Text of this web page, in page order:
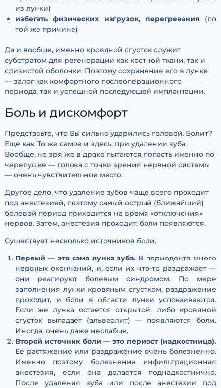
из лунки)
избегать физических нагрузок, перегревания (по
той же причине)
Да и вообще, именно кровяной сгусток служит
субстратом для регенерации как костной ткани, так и
слизистой оболочки. Поэтому сохранение его в лунке
— залог как комфортного послеоперационного
периода, так и успешной последующей имплантации.
Боль и дискомфорт
Представьте, что Вы сильно ударились головой. Болит?
Еще как. То же самое и здесь, при удалении зуба.
Вообще, не зря же в драке пытаются попасть именно по
черепушке — голова с точки зрения нервной системы
— очень чувствительное место.
Другое дело, что удаление зубов чаще всего проходит
под анестезией, поэтому самый острый (ближайший)
болевой период приходится на время «отключения»
нервов. Затем, анестезия проходит, боли появляются.
Существует несколько источников боли.
Первый — это сама лунка зуба.В периодонте много
нервных окончаний, и, если их что-то раздражает —
они реагируют болевым синдромом. По мере
заполнения лунки кровяным сгустком, раздражение
проходит, и боли в области лунки успокаиваются.
Если же лунка остается открытой, либо кровяной
сгусток выпадает (альвеолит) — появляются боли.
Иногда, очень даже неслабые.
Второй источник боли — это периост (надкостница).
Ее растяжение или раздражение очень болезненно.
Именно поэтому болезненна инфильтрационная
анестезия, если она делается поднадкостнично.
После удаления зуба или после анестезии под